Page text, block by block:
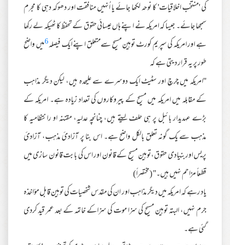
کی 'منتخب اخلاقیات' کا نوحہ لکھا جائے یا اُنہیں منافقت اور دھوکہ دہی کا مجرم
سمجھا جائے۔ جیسا کہ امریکہ نے اپنے ہاں عیسائی حقوق کے تحفظ کا ٹھیکہ لے رکھا
ہے اور امریکہ کی سپریم کورٹ توہین مسیح سےمتعلق اپنے ایک فیصلہ6میں واضح
طور پر یہ قرار دیتی ہے کہ
''امریکہ میں چرچ اور سٹیٹ ایک دوسرے سے علیحدہ ہیں، لیکن دیگر مذاہب
کے مقابلہ میں امریکہ میں مسیح کے پیروکاروں کی تعداد زیادہ ہے۔ امریکہ کے
بڑے عہدیدار بائبل پر ہی حلف لیتے ہیں، چنانچہ عدلیہ، مقننہ او رانتظامیہ کا
مذہب سے یک گونہ تعلق بالکل واضح ہے۔ اس بنا پر آزادئ مذہب، آزادئ
پریس اوربنیادی حقوق،توہین مسیح کے قانون اور اس کی بابت قانون سازی میں
قطعاً مزاحم نہیں ہیں۔'' (مختصراً)
یاد رہے کہ امریکہ میں دیگر مذاہب اور ان کی مقدس شخصیات کی توہین قابل مؤاخذہ
جرم نہیں، البتہ توہین مسیح کی سزا موت کی سزاکے خاتمہ کے بعد عمر قید کردی
گئی ہے۔